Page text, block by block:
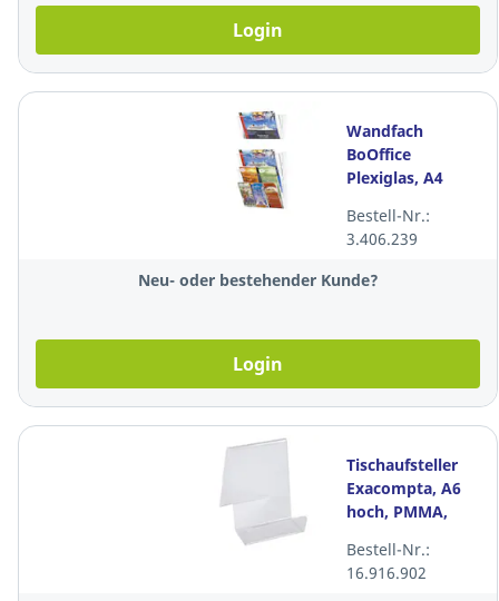
Login
Wandfach
BoOffice
Plexiglas, A4
transparent
Bestell-Nr.:
3.406.239
Neu- oder bestehender Kunde?
Login
Tischaufsteller
Exacompta, A6
hoch, PMMA,
Bestell-Nr.:
16.916.902